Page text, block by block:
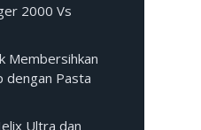
2000 Vs
Membersihkan
dengan Pasta
Ultra dan